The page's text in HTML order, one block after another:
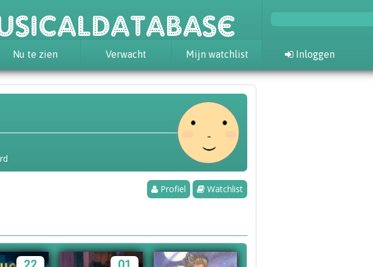
Nu te zien Verwacht Mijn watchlist Inloggen
Profiel Watchlist